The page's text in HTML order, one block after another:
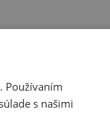
Používaním
s našimi